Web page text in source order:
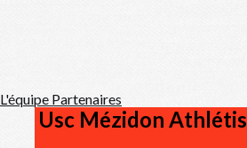
L'équipe Partenaires
Usc Mézidon